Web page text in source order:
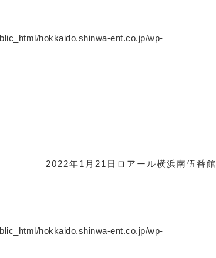
hokkaido.shinwa-ent.co.jp/wp-
2022年1月21日 ロアール横浜南伍番館
hokkaido.shinwa-ent.co.jp/wp-